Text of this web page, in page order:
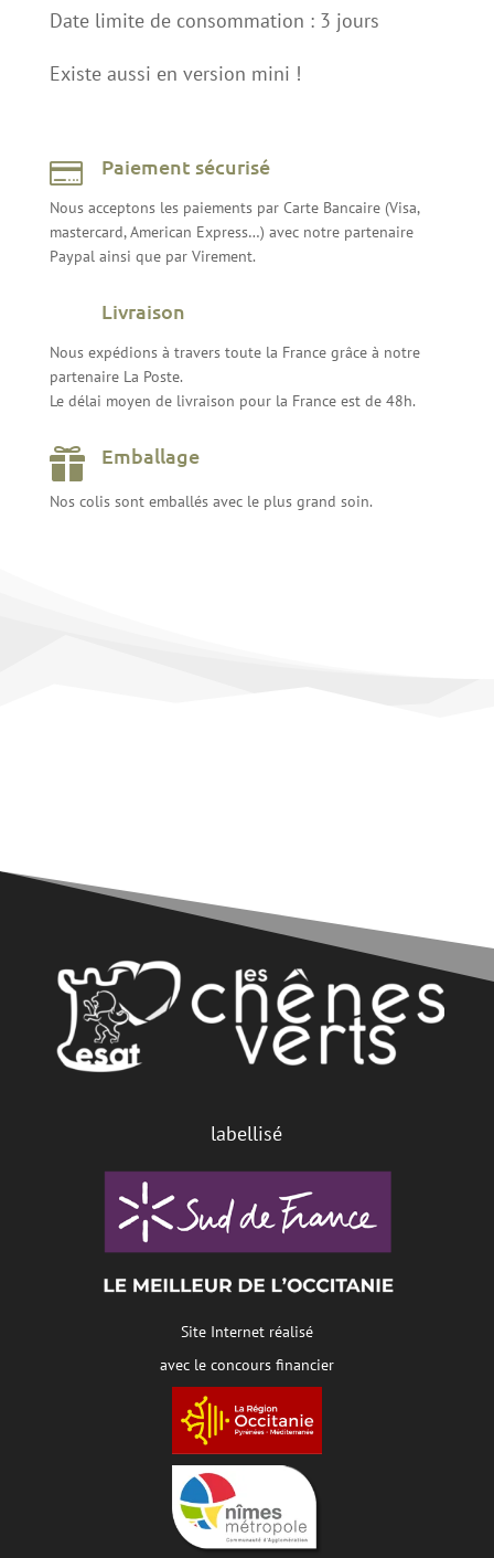
Date limite de consommation : 3 jours
Existe aussi en version mini !
 Paiement sécurisé
Nous acceptons les paiements par Carte Bancaire (Visa,
mastercard, American Express…) avec notre partenaire
Paypal ainsi que par Virement.
Livraison
Nous expédions à travers toute la France grâce à notre
partenaire La Poste.
Le délai moyen de livraison pour la France est de 48h.
 Emballage
Nos colis sont emballés avec le plus grand soin.
labellisé
Site Internet réalisé
avec le concours financier